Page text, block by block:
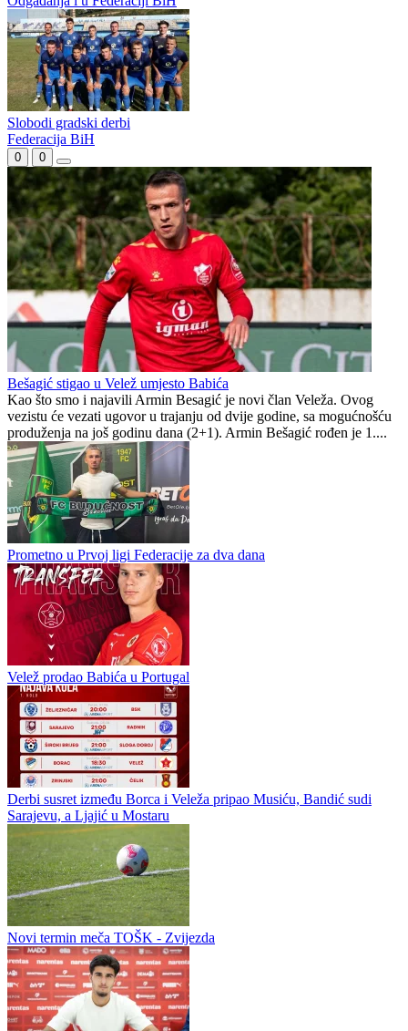
Lom noge Amera Softića obilježio duel Čelik - Bratsvo
Utakmice 16. kola 8. aprila
Odgađanja i u Federaciji BiH
Slobodi gradski derbi
Federacija BiH
0 0
Bešagić stigao u Velež umjesto Babića
Kao što smo i najavili Armin Besagić je novi član Veleža. Ovog
vezistu će vezati ugovor u trajanju od dvije godine, sa mogućnošću
produženja na još godinu dana (2+1). Armin Bešagić rođen je 1....
Prometno u Prvoj ligi Federacije za dva dana
Velež prodao Babića u Portugal